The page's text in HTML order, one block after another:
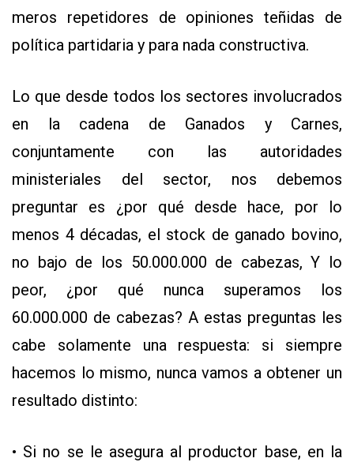
meros repetidores de opiniones teñidas de
política partidaria y para nada constructiva.
Lo que desde todos los sectores involucrados
en la cadena de Ganados y Carnes,
conjuntamente con las autoridades
ministeriales del sector, nos debemos
preguntar es ¿por qué desde hace, por lo
menos 4 décadas, el stock de ganado bovino,
no bajo de los 50.000.000 de cabezas, Y lo
peor, ¿por qué nunca superamos los
60.000.000 de cabezas? A estas preguntas les
cabe solamente una respuesta: si siempre
hacemos lo mismo, nunca vamos a obtener un
resultado distinto:
• Si no se le asegura al productor base, en la